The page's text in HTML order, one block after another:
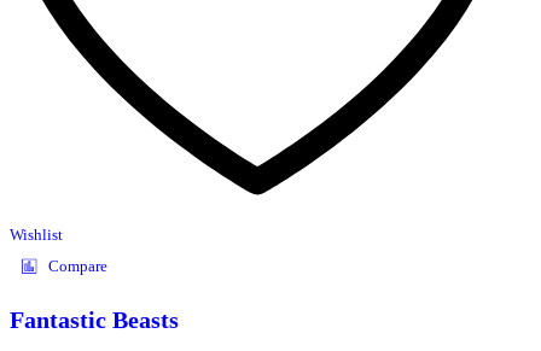
Wishlist
Compare
Fantastic Beasts